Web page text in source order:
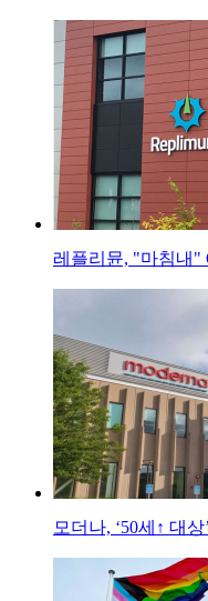
레플리뮨, "마침내"
모더나, ‘50세↑ 대